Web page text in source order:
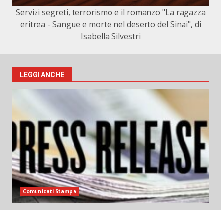
Servizi segreti, terrorismo e il romanzo "La ragazza
eritrea - Sangue e morte nel deserto del Sinai", di
Isabella Silvestri
LEGGI ANCHE
Comunicati Stampa